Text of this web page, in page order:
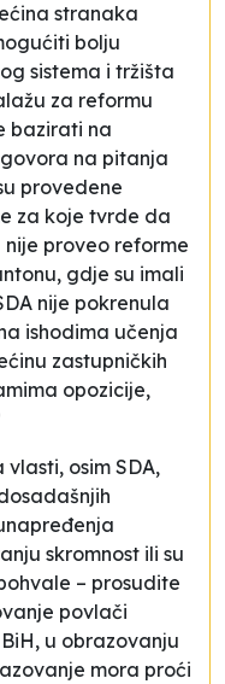
stranaka
bolju
sistema i tržišta
za reformu
bazirati na
na pitanja
provedene
za koje tvrde da
nije proveo reforme
gdje su imali
nije pokrenula
ishodima učenja
zastupničkih
opozicije,
osim SDA,
skromnost ili su
– prosudite
povlači
u obrazovanju
mora proći